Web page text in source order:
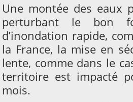
Une montée des eaux
perturbant le bon
d’inondation rapide,
la France, la mise en
lente, comme dans le
territoire est impacté
mois.